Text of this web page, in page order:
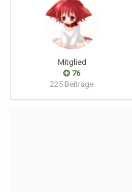
Mitglied
76
225 Beiträge